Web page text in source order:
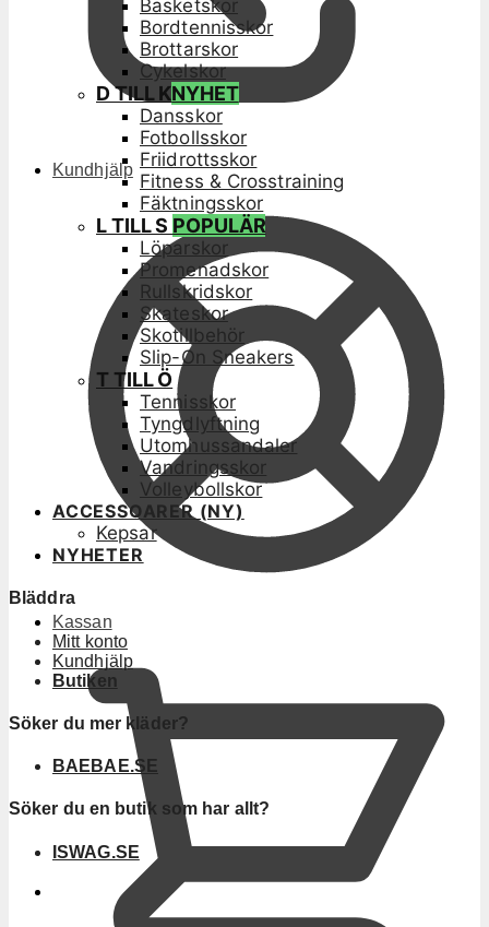
Kundhjälp
Kassan
Basketskor
Bordtennisskor
Brottarskor
Cykelskor
D TILL KNYHET
Dansskor
Fotbollsskor
Friidrottsskor
Fitness & Crosstraining
Fäktningsskor
L TILL S POPULÄR
Löparskor
Promenadskor
Rullskridskor
Skateskor
Skotillbehör
Slip-On Sneakers
T TILL Ö
Tennisskor
Tyngdlyftning
Utomhussandaler
Vandringsskor
Volleybollskor
ACCESSOARER (NY)
Kepsar
NYHETER
Bläddra
Mitt konto
Kundhjälp
Butiken
Söker du mer kläder?
BAEBAE.SE
Söker du en butik som har allt?
ISWAG.SE